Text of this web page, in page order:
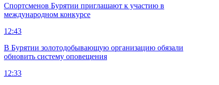
Спортсменов Бурятии приглашают к участию в
международном конкурсе
12:43
В Бурятии золотодобывающую организацию обязали
обновить систему оповещения
12:33